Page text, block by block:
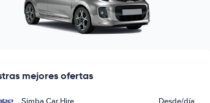
mejores ofertas
Simba Car Hire Desde